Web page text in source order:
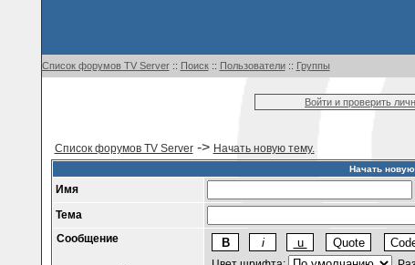
Список форумов TV Server:: Поиск:: Пользователи:: Группы
Войти и проверить
Список форумов TV Server-> Начать новую тему.
Начать
Имя
Тема
Сообщение